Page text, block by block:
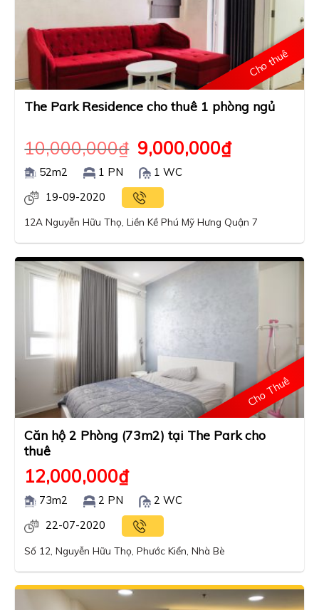
Cho thuê
The Park Residence cho thuê 1 phòng ngủ
10,000,000₫ 9,000,000₫
52m2 1 PN
1 WC
19-09-2020
12A Nguyễn Hữu Thọ, Liền Kề Phú Mỹ Hưng Quận 7
Cho Thuê
Căn hộ 2 Phòng (73m2) tại The Park cho
thuê
12,000,000₫
73m2 2 PN
2 WC
22-07-2020
Số 12, Nguyễn Hữu Thọ, Phước Kiển, Nhà Bè